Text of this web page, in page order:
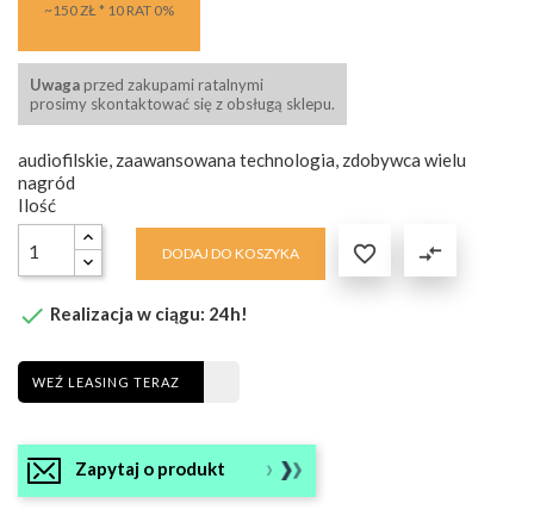
~150 ZŁ * 10 RAT 0%
Uwaga przed zakupami ratalnymi
prosimy skontaktować się z obsługą sklepu.
audiofilskie, zaawansowana technologia, zdobywca wielu
nagród
Ilość
DODAJ DO KOSZYKA  compare_arrows
 Realizacja w ciągu: 24h!
WEŹ LEASING TERAZ
Zapytaj o produkt